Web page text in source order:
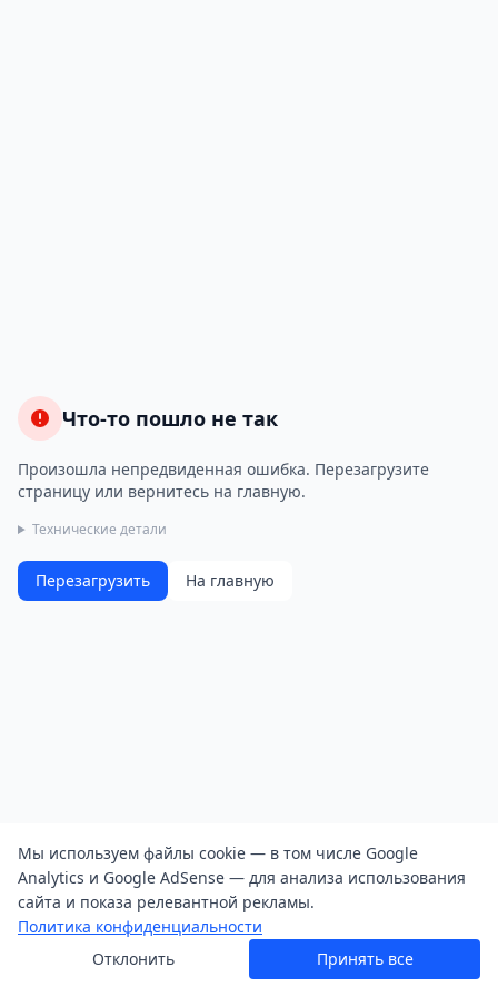
Что-то пошло не так
Произошла непредвиденная ошибка. Перезагрузите
страницу или вернитесь на главную.
Технические детали
Перезагрузить На главную
Мы используем файлы cookie — в том числе Google
Analytics и Google AdSense — для анализа использования
сайта и показа релевантной рекламы.
Политика конфиденциальности
Отклонить
Принять все